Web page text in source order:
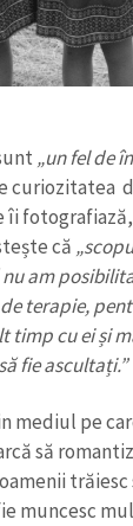
„un fel de
curiozitatea
îi
că
am
terapie,
timp cu ei și
fie ascultați.”
mediul pe
să
muncesc